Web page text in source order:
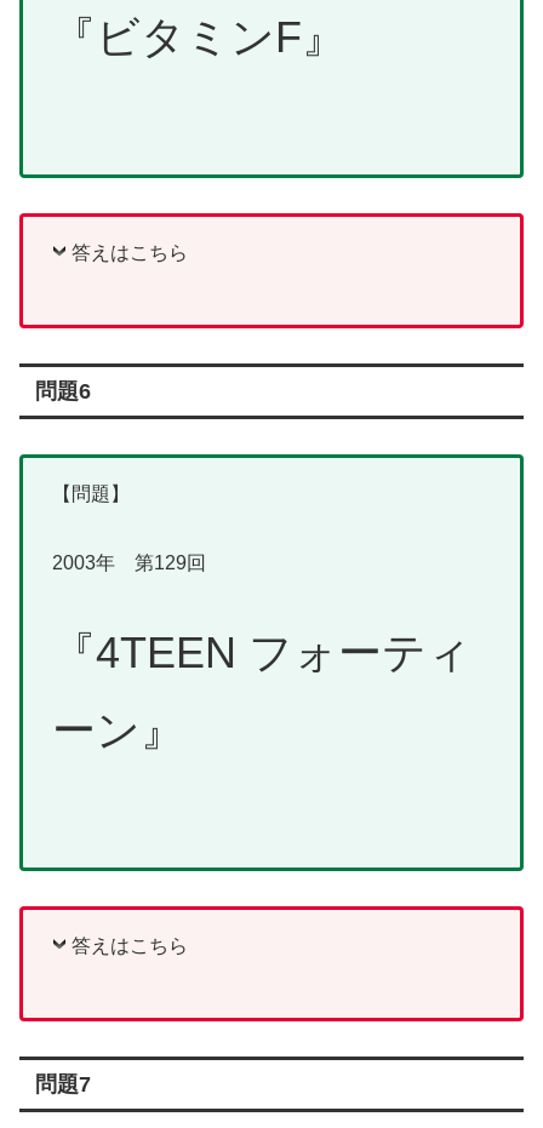
『ビタミンF』
答えはこちら
問題6
【問題】
2003年 第129回
『4TEEN フォーティ
ーン』
答えはこちら
問題7